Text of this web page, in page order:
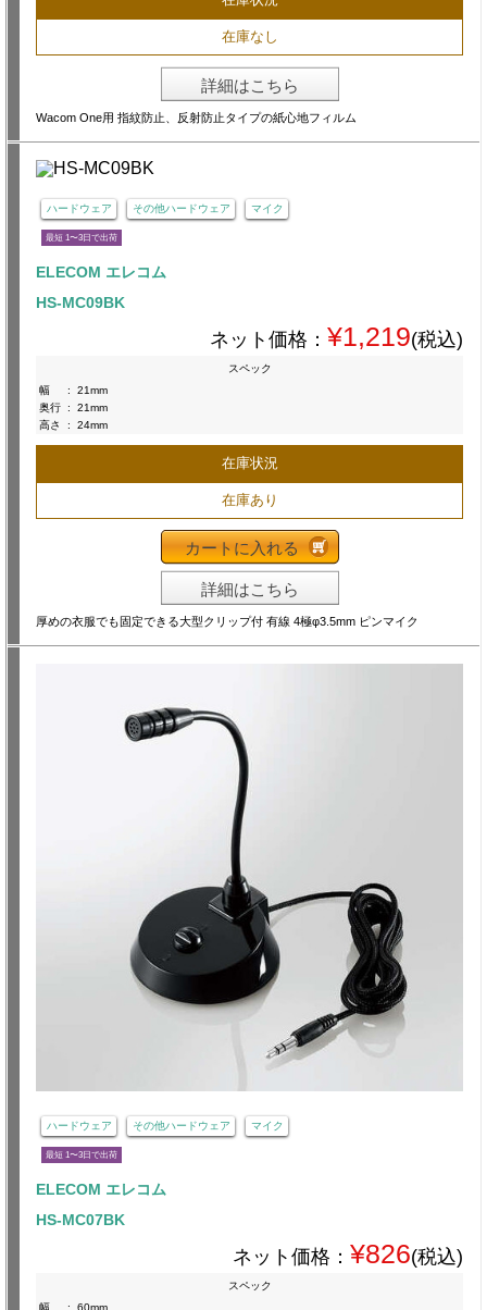
在庫なし
詳細はこちら
Wacom One用 指紋防止、反射防止タイプの紙心地フィルム
ハードウェア その他ハードウェア マイク
最短 1〜3日で出荷
ELECOM エレコム
HS-MC09BK
ネット価格： ¥1,219(税込)
スペック
幅
:
21mm
奥行 :
21mm
高さ
: 24mm
在庫状況
在庫あり
カートに入れる
詳細はこちら
厚めの衣服でも固定できる大型クリップ付 有線 4極φ3.5mm ピンマイク
ハードウェア その他ハードウェア マイク
最短 1〜3日で出荷
ELECOM エレコム
HS-MC07BK
ネット価格： ¥826(税込)
スペック
幅
: 60mm